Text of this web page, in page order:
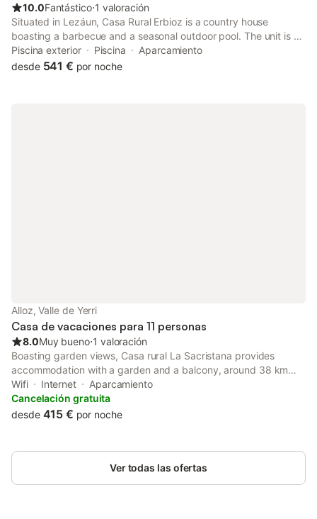
10.0Fantástico⋅1 valoración
Situated in Lezáun, Casa Rural Erbioz is a country house
boasting a barbecue and a seasonal outdoor pool. The unit is 29
km from Pamplona. The kitchen has a dishwasher. A flat-screen
TV is featured.
Piscina exterior Piscina
Aparcamiento
desde 541 € por noche
Alloz, Valle de Yerri
Casa de vacaciones para 11 personas
8.0Muy bueno⋅1 valoración
Boasting garden views, Casa rural La Sacristana provides
accommodation with a garden and a balcony, around 38 km
from Pamplona Catedral. With city views, this accommodation
offers a patio.
Wifi Internet
Aparcamiento
Cancelación gratuita
desde 415 € por noche
Ver todas las ofertas